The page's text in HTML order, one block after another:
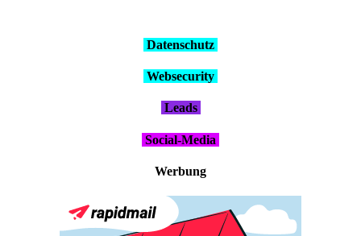
Daten­schutz
Web­se­cu­ri­ty
Leads
Social-Media
Wer­bung